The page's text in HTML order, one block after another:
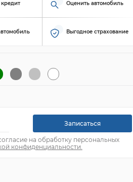
кредит Оценить автомобиль
Выгодное страхование
Записаться
на обработку персональных
конфиденциальности.